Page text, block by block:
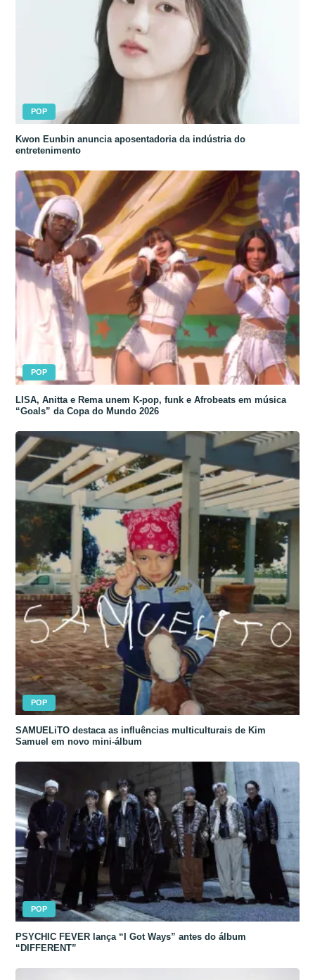
POP
Kwon Eunbin anuncia aposentadoria da indústria do
entretenimento
POP
LISA, Anitta e Rema unem K-pop, funk e Afrobeats em música
“Goals” da Copa do Mundo 2026
POP
SAMUELiTO destaca as influências multiculturais de Kim
Samuel em novo mini-álbum
POP
PSYCHIC FEVER lança “I Got Ways” antes do álbum
“DIFFERENT”